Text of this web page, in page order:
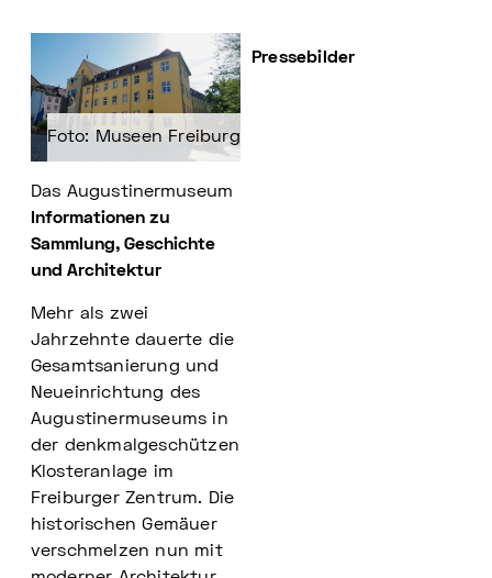
Foto: Museen Freiburg
Das Augustinermuseum
Informationen zu
Sammlung, Geschichte
und Architektur
Mehr als zwei
Jahrzehnte dauerte die
Gesamtsanierung und
Neueinrichtung des
Augustinermuseums in
der denkmalgeschützen
Klosteranlage im
Freiburger Zentrum. Die
historischen Gemäuer
verschmelzen nun mit
Pressebilder